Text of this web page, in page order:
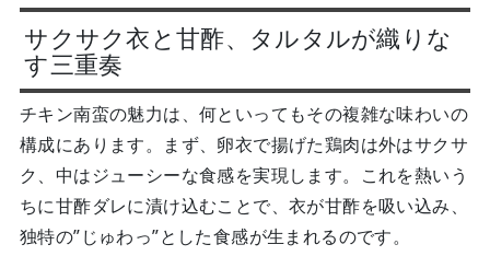
サクサク衣と甘酢、タルタルが織りな
す三重奏
チキン南蛮の魅力は、何といってもその複雑な味わいの
構成にあります。まず、卵衣で揚げた鶏肉は外はサクサ
ク、中はジューシーな食感を実現します。これを熱いう
ちに甘酢ダレに漬け込むことで、衣が甘酢を吸い込み、
独特の”じゅわっ”とした食感が生まれるのです。